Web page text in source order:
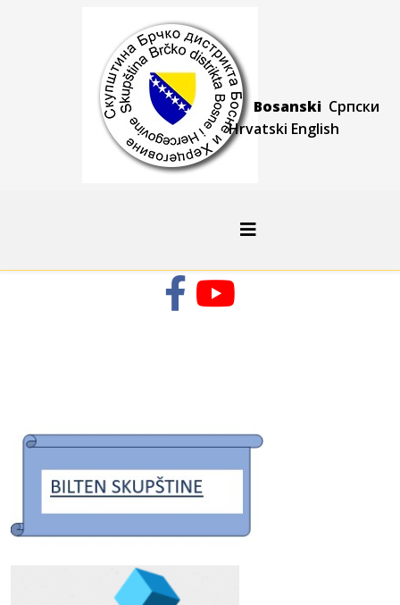
Bosanski Српски
Hrvatski English